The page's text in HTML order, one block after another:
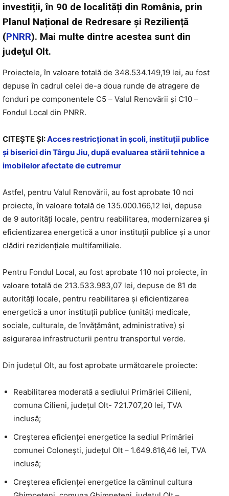
investiții, în 90 de localități din România, prin
Planul Național de Redresare și Reziliență
(PNRR). Mai multe dintre acestea sunt din
judeţul Olt.
Proiectele, în valoare totală de 348.534.149,19 lei, au fost
depuse în cadrul celei de-a doua runde de atragere de
fonduri pe componentele C5 – Valul Renovării și C10 –
Fondul Local din PNRR.
CITEŞTE ŞI:Acces restricționat în școli, instituții publice
și biserici din Târgu Jiu, după evaluarea stării tehnice a
imobilelor afectate de cutremur
Astfel, pentru Valul Renovării, au fost aprobate 10 noi
proiecte, în valoare totală de 135.000.166,12 lei, depuse
de 9 autorități locale, pentru reabilitarea, modernizarea și
eficientizarea energetică a unor instituții publice și a unor
clădiri rezidențiale multifamiliale.
Pentru Fondul Local, au fost aprobate 110 noi proiecte, în
valoare totală de 213.533.983,07 lei, depuse de 81 de
autorități locale, pentru reabilitarea și eficientizarea
energetică a unor instituții publice (unități medicale,
sociale, culturale, de învățământ, administrative) și
asigurarea infrastructurii pentru transportul verde.
Din judeţul Olt, au fost aprobate următoarele proiecte:
Reabilitarea moderată a sediului Primăriei Cilieni,
comuna Cilieni, judeţul Olt- 721.707,20 lei, TVA
inclusă;
Creşterea eficienţei energetice la sediul Primăriei
comunei Coloneşti, judeţul Olt – 1.649.616,46 lei, TVA
inclusă;
Creşterea eficienţei energetice la căminul cultura